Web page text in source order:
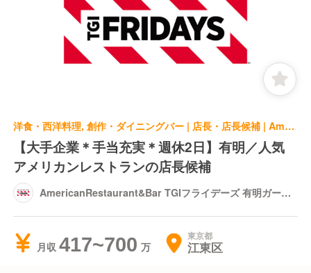
洋食・西洋料理, 創作・ダイニングバー | 店長・店長候補 | AmericanRestaurant&Bar TGIフライデーズ 有明ガーデン店
【大手企業＊手当充実＊週休2日】有明／人気
アメリカンレストランの店長候補
AmericanRestaurant&Bar TGIフライデーズ 有明ガーデ
月収 417~700 東京都
江東区